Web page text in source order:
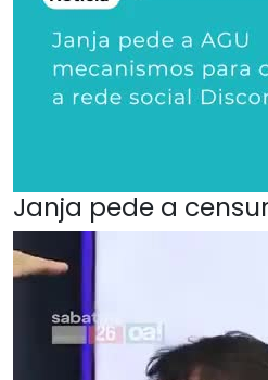
Janja pede a